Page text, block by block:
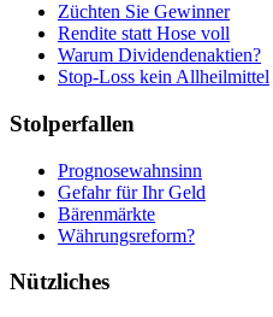
Züchten Sie Gewinner
Rendite statt Hose voll
Warum Dividendenaktien?
Stop-Loss kein Allheilmittel
Stolperfallen
Prognosewahnsinn
Gefahr für Ihr Geld
Bärenmärkte
Währungsreform?
Nützliches